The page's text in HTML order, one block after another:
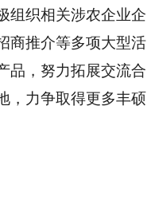
组织相关涉农企业企
商推介等多项大型活
品，努力拓展交流合
，力争取得更多丰硕